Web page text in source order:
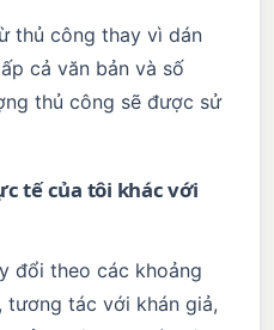
thủ công thay vì dán
cả văn bản và số
thủ công sẽ được sử
tế của tôi khác với
đổi theo các khoảng
tác với khán giả,